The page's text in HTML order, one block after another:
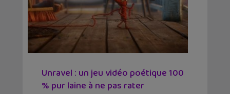
Unravel : un jeu vidéo poétique 100
% pur laine à ne pas rater